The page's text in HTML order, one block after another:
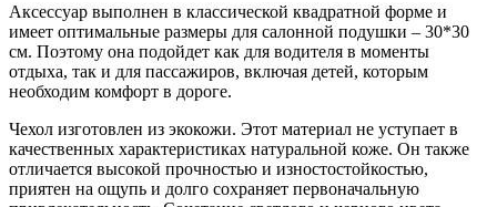
Аксессуар выполнен в классической квадратной форме и
имеет оптимальные размеры для салонной подушки – 30*30
см. Поэтому она подойдет как для водителя в моменты
отдыха, так и для пассажиров, включая детей, которым
необходим комфорт в дороге.
Чехол изготовлен из экокожи. Этот материал не уступает в
качественных характеристиках натуральной коже. Он также
отличается высокой прочностью и изностостойкостью,
приятен на ощупь и долго сохраняет первоначальную